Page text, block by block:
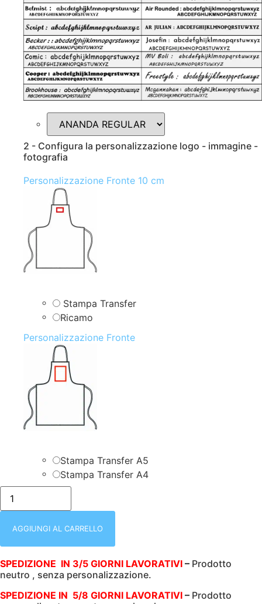
2 - Configura la personalizzazione logo - immagine -
fotografia
Personalizzazione Fronte 10 cm
Stampa Transfer
Ricamo
Personalizzazione Fronte
Stampa Transfer A5
Stampa Transfer A4
isacco/088341-
GREMBIULE
PETTORINA
REGOLAZIONE
KANSAS
BLACK
JEANS
COTONE
AGGIUNGI AL CARRELLO
SPEDIZIONE IN 3/5 GIORNI LAVORATIVI – Prodotto
neutro , senza personalizzazione.
SPEDIZIONE IN 5/8 GIORNI LAVORATIVI – Prodotto